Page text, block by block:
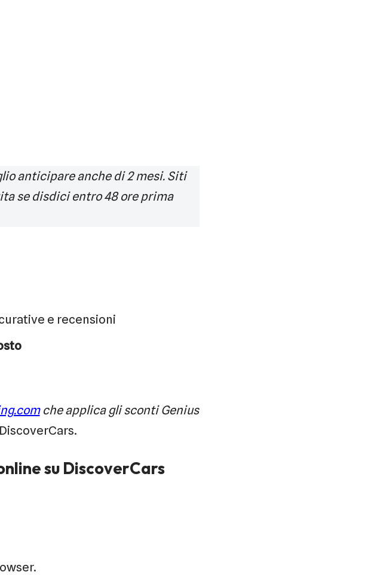
anticipare anche di 2 mesi. Siti
se disdici entro 48 ore prima
e recensioni
che applica gli sconti Genius
su DiscoverCars